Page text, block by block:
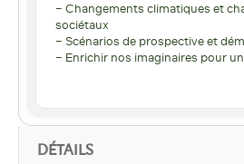
– Changements climatiques et
sociétaux
– Scénarios de prospective et
– Enrichir nos imaginaires pour
DÉTAILS